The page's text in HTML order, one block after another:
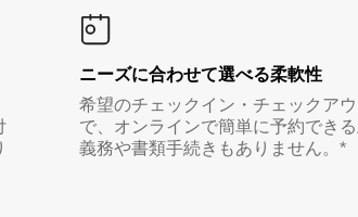
ニーズに合わせて選べる柔軟性
希望のチェックイン・チェックア
で、オンラインで簡単に予約でき
義務や書類手続きもありません。*